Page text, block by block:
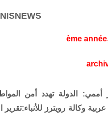
أممي: الدولة تهدد أمن
وكالة رويترز